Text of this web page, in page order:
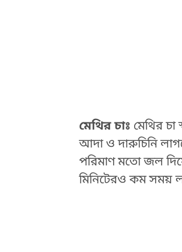
মেথির চাঃ মেথির
আদা ও দারুচিনি
পরিমাণ মতো জল
মিনিটেরও কম সময়